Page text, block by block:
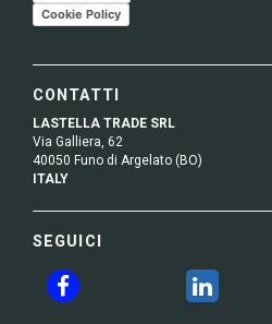
Cookie Policy
CONTATTI
LASTELLA TRADE SRL
Via Galliera, 62
40050 Funo di Argelato (BO)
ITALY
SEGUICI